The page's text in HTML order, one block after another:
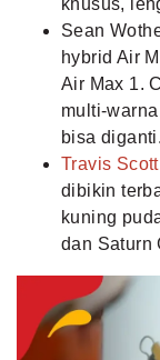
khusus,
Sean
hybrid Air
Air Max 1.
multi-
bisa diganti.
Travis
dibikin
kuning
dan Saturn